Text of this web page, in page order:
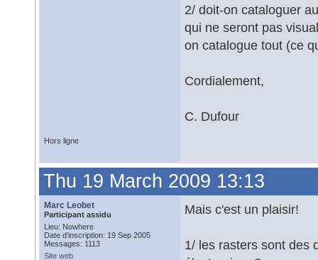
2/ doit-on cataloguer
qui ne seront pas
on catalogue tout (ce
Cordialement,
C. Dufour
Hors ligne
Thu 19 March 2009 13:13
Marc Leobet
Participant assidu
Lieu: Nowhere
Date d'inscription: 19 Sep 2005
Messages: 1113
Site web
Mais c'est un plaisir!
1/ les rasters sont des